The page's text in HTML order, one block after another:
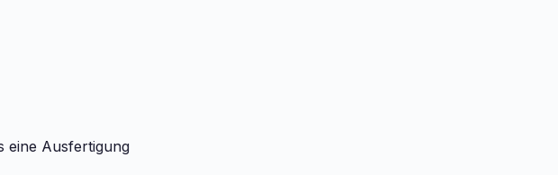
eine Ausfertigung